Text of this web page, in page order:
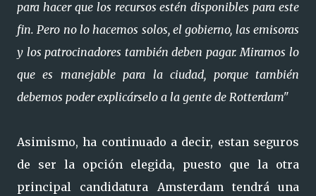
para hacer que los recursos estén disponibles para este
fin. Pero no lo hacemos solos, el gobierno, las emisoras
y los patrocinadores también deben pagar. Miramos lo
que es manejable para la ciudad, porque también
debemos poder explicárselo a la gente de Rotterdam"
Asimismo, ha continuado a decir, estan seguros
de ser la opción elegida, puesto que la otra
principal candidatura Amsterdam tendrá una